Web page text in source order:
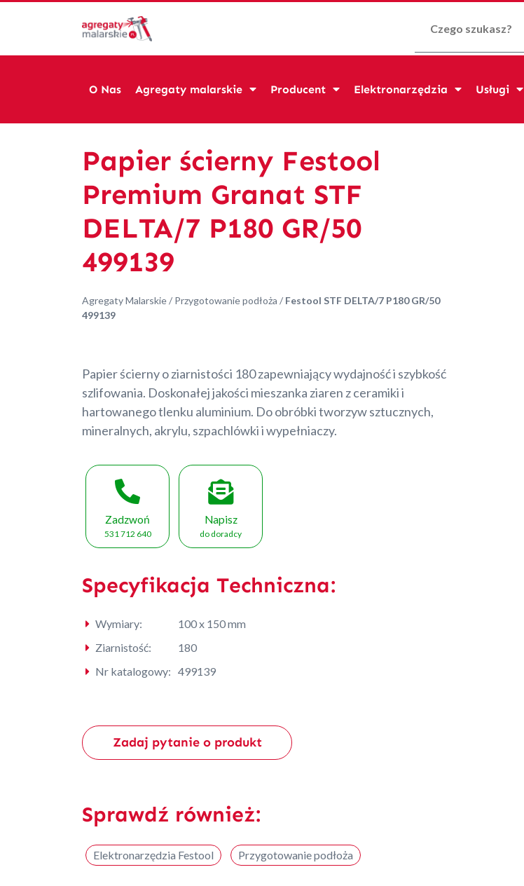
Szukaj:
O Nas Agregaty malarskie Producent Elektronarzędzia Usługi
Papier ścierny Festool
Premium Granat STF
DELTA/7 P180 GR/50
499139
Agregaty Malarskie/ Przygotowanie podłoża / Festool STF DELTA/7 P180 GR/50
499139
Papier ścierny o ziarnistości 180 zapewniający wydajność i szybkość
szlifowania. Doskonałej jakości mieszanka ziaren z ceramiki i
hartowanego tlenku aluminium. Do obróbki tworzyw sztucznych,
mineralnych, akrylu, szpachlówki i wypełniaczy.
Zadzwoń
531 712 640
Napisz
do doradcy
Specyfikacja Techniczna:
Wymiary:
100 x 150 mm
Ziarnistość:
180
Nr katalogowy: 499139
Zadaj pytanie o produkt
Sprawdź również:
Elektronarzędzia Festool Przygotowanie podłoża